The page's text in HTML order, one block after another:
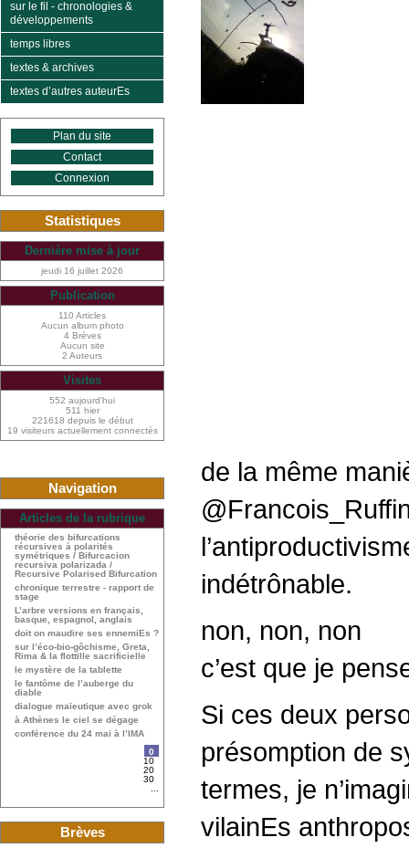
de la même
indétrônable.
non, non, non
c’est que je
Si ces deux
présomption de
termes, je
vilainEs
sur le fil - chronologies &
développements
temps libres
textes & archives
textes d’autres auteurEs
Plan du site
Contact
Connexion
Statistiques
Dernière mise à jour
jeudi 16 juillet 2026
Publication
110 Articles
Aucun album photo
4 Brèves
Aucun site
2 Auteurs
Visites
552 aujourd’hui
511 hier
221618 depuis le début
19 visiteurs actuellement connectés
Navigation
Articles de la rubrique
théorie des bifurcations
récursives à polarités
symétriques / Bifurcacion
recursiva polarizada /
Recursive Polarised Bifurcation
chronique terrestre - rapport de
stage
L’arbre versions en français,
basque, espagnol, anglais
doit on maudire ses ennemiEs ?
sur l’éco-bio-gôchisme, Greta,
Rima & la flottille sacrificielle
le mystère de la tablette
le fantôme de l’auberge du
diable
dialogue maïeutique avec grok
à Athènes le ciel se dégage
conférence du 24 mai à l’IMA
0
10
20
30
Brèves